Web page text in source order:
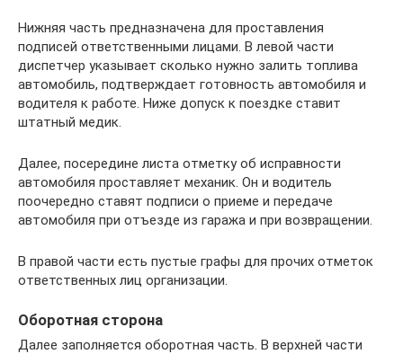
Нижняя часть предназначена для проставления
подписей ответственными лицами. В левой части
диспетчер указывает сколько нужно залить топлива
автомобиль, подтверждает готовность автомобиля и
водителя к работе. Ниже допуск к поездке ставит
штатный медик.
Далее, посередине листа отметку об исправности
автомобиля проставляет механик. Он и водитель
поочередно ставят подписи о приеме и передаче
автомобиля при отъезде из гаража и при возвращении.
В правой части есть пустые графы для прочих отметок
ответственных лиц организации.
Оборотная сторона
Далее заполняется оборотная часть. В верхней части